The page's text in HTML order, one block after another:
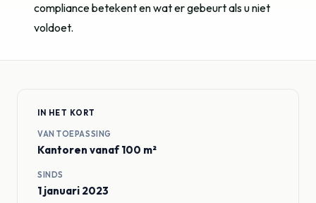
compliance betekent en wat er gebeurt als u niet
voldoet.
IN HET KORT
VAN TOEPASSING
Kantoren vanaf 100 m²
SINDS
1 januari 2023